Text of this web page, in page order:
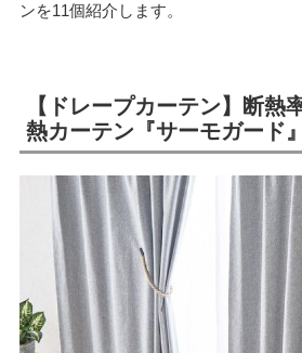
ンを11個紹介します。
【ドレープカーテン】断熱
熱カーテン『サーモガード』